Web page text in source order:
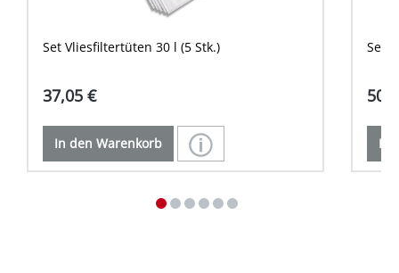
Set Vliesfiltertüten 30 l (5 Stk.)
37,05 €
In den Warenkorb
Set
In